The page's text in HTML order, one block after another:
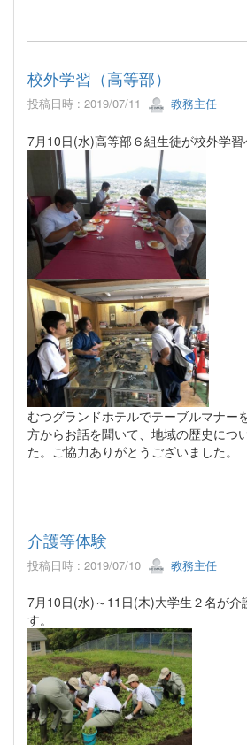
校外学習（高等部）
投稿日時 : 2019/07/11 教務主任
7月10日(水)高等部６組生徒が校外学習
むつグランドホテルでテーブルマナー
方からお話を聞いて、地域の歴史につ
た。ご協力ありがとうございました。
介護等体験
投稿日時 : 2019/07/10 教務主任
7月10日(水)～11日(木)大学生２名が介
す。